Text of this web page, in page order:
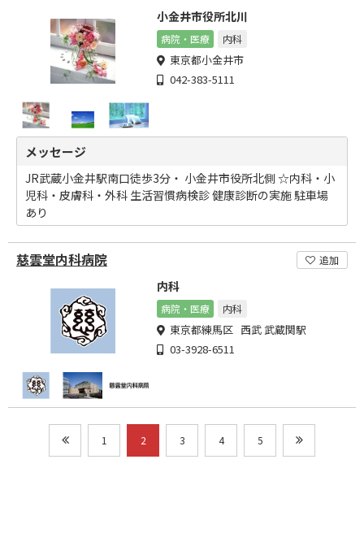
小金井市役所北川
病院・医療 内科
東京都小金井市
042-383-5111
メッセージ
JR武蔵小金井駅南口徒歩3分・ 小金井市役所北側 ☆内科・小
児科・皮膚科・外科 生活習慣病検診 健康診断の実施 駐車場
あり
慈雲堂内科病院 追加
内科
病院・医療 内科
東京都練馬区 西武 武蔵関駅
03-3928-6511
1 2 3 4 5